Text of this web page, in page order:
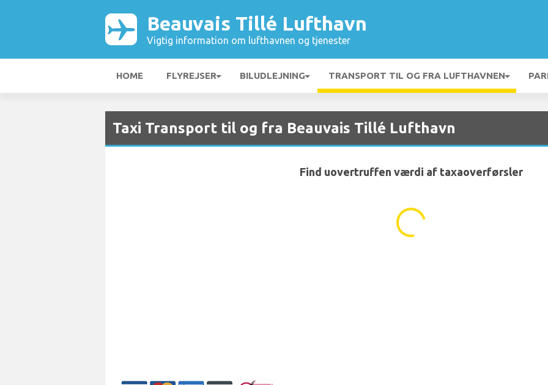
Beauvais Tillé Lufthavn
Vigtig information om lufthavnen og tjenester
HOME FLYREJSER BILUDLEJNING TRANSPORT TIL OG FRA LUFTHAVNEN
Taxi Transport til og fra Beauvais Tillé Lufthavn
Find uovertruffen værdi af taxaoverførsler
...